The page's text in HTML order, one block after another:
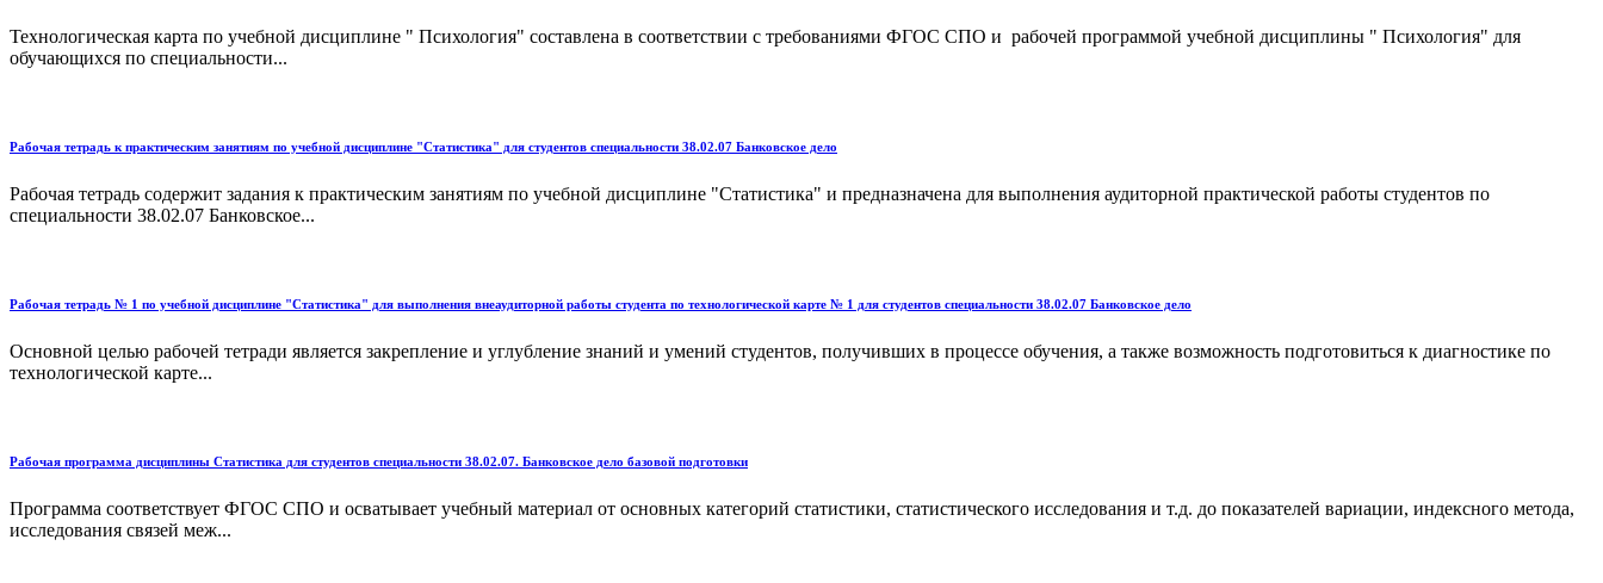
Технологическая карта по учебной дисциплине " Психология" составлена в соответствии с требованиями ФГОС СПО и рабочей программой учебной дисциплины " Психология" для
обучающихся по специальности...
Рабочая тетрадь к практическим занятиям по учебной дисциплине "Статистика" для студентов специальности 38.02.07 Банковское дело
Рабочая тетрадь содержит задания к практическим занятиям по учебной дисциплине "Статистика" и предназначена для выполнения аудиторной практической работы студентов по
специальности 38.02.07 Банковское...
Рабочая тетрадь № 1 по учебной дисциплине "Статистика" для выполнения внеаудиторной работы студента по технологической карте № 1 для студентов специальности 38.02.07 Банковское дело
Основной целью рабочей тетради является закрепление и углубление знаний и умений студентов, получивших в процессе обучения, а также возможность подготовиться к диагностике по
технологической карте...
Рабочая программа дисциплины Статистика для студентов специальности 38.02.07. Банковское дело базовой подготовки
Программа соответствует ФГОС СПО и осватывает учебный материал от основных категорий статистики, статистического исследования и т.д. до показателей вариации, индексного метода,
исследования связей меж...